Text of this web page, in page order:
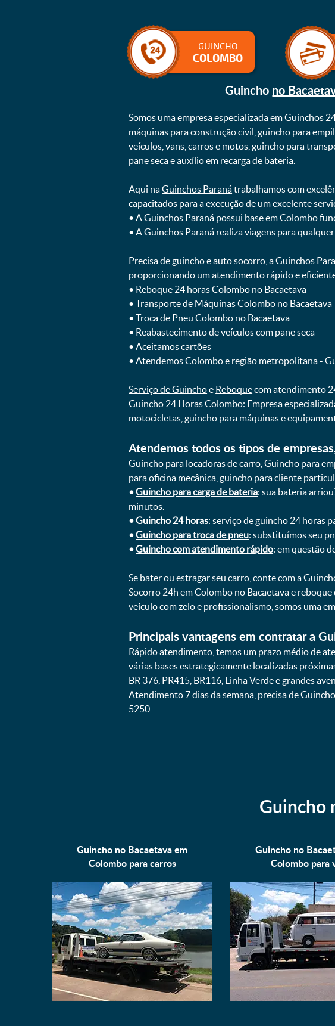
GUINCHO
COLOMBO
Guincho no
Somos uma empresa especializada emGuinchos
máquinas para construção civil, guincho para
veículos, vans, carros e motos, guincho para
pane seca e auxílio em recarga de bateria. ㅤㅤ
Aqui naGuinchos Paranátrabalhamos com
capacitados para a execução de um excelente
ㅤㅤ• A Guinchos Paraná possui base em
ㅤㅤ• A Guinchos Paraná realiza viagens para
Precisa deguinchoeauto socorro , a Guinchos
proporcionando um atendimento rápido e
ㅤㅤ• Reboque 24 horas Colombo no Bacaetava
ㅤㅤ• Transporte de Máquinas Colombo no Bacaetava
ㅤㅤ• Troca de Pneu Colombo no Bacaetava
ㅤㅤ• Reabastecimento de veículos com pane seca
ㅤㅤ• Aceitamos cartões
ㅤㅤ• Atendemos Colombo e região metropolitana -
Serviço de Guinchoe Reboquecom atendimento
Guincho 24 Horas Colombo: Empresa
motocicletas, guincho para máquinas e
Atendemos todos os tipos de
Guincho para locadoras de carro, Guincho para
para oficina mecânica, guincho para cliente
•Guincho para carga de bateria: sua bateria
minutos.
•Guincho 24 horas: serviço de guincho 24 horas
•Guincho para troca de pneu: substituímos seu
•Guincho com atendimento rápido: em questão
Se bater ou estragar seu carro, conte com a
Socorro 24h em Colombo no Bacaetava e
veículo com zelo e profissionalismo, somos uma
Principais vantagens em contratar a
Rápido atendimento, temos um prazo médio de
várias bases estrategicamente localizadas
BR 376, PR415, BR116, Linha Verde e grandes
Atendimento 7 dias da semana, precisa de
5250
Guincho
Guincho no Bacaetava em
Colombo paracarros
Guincho no
Colombo para